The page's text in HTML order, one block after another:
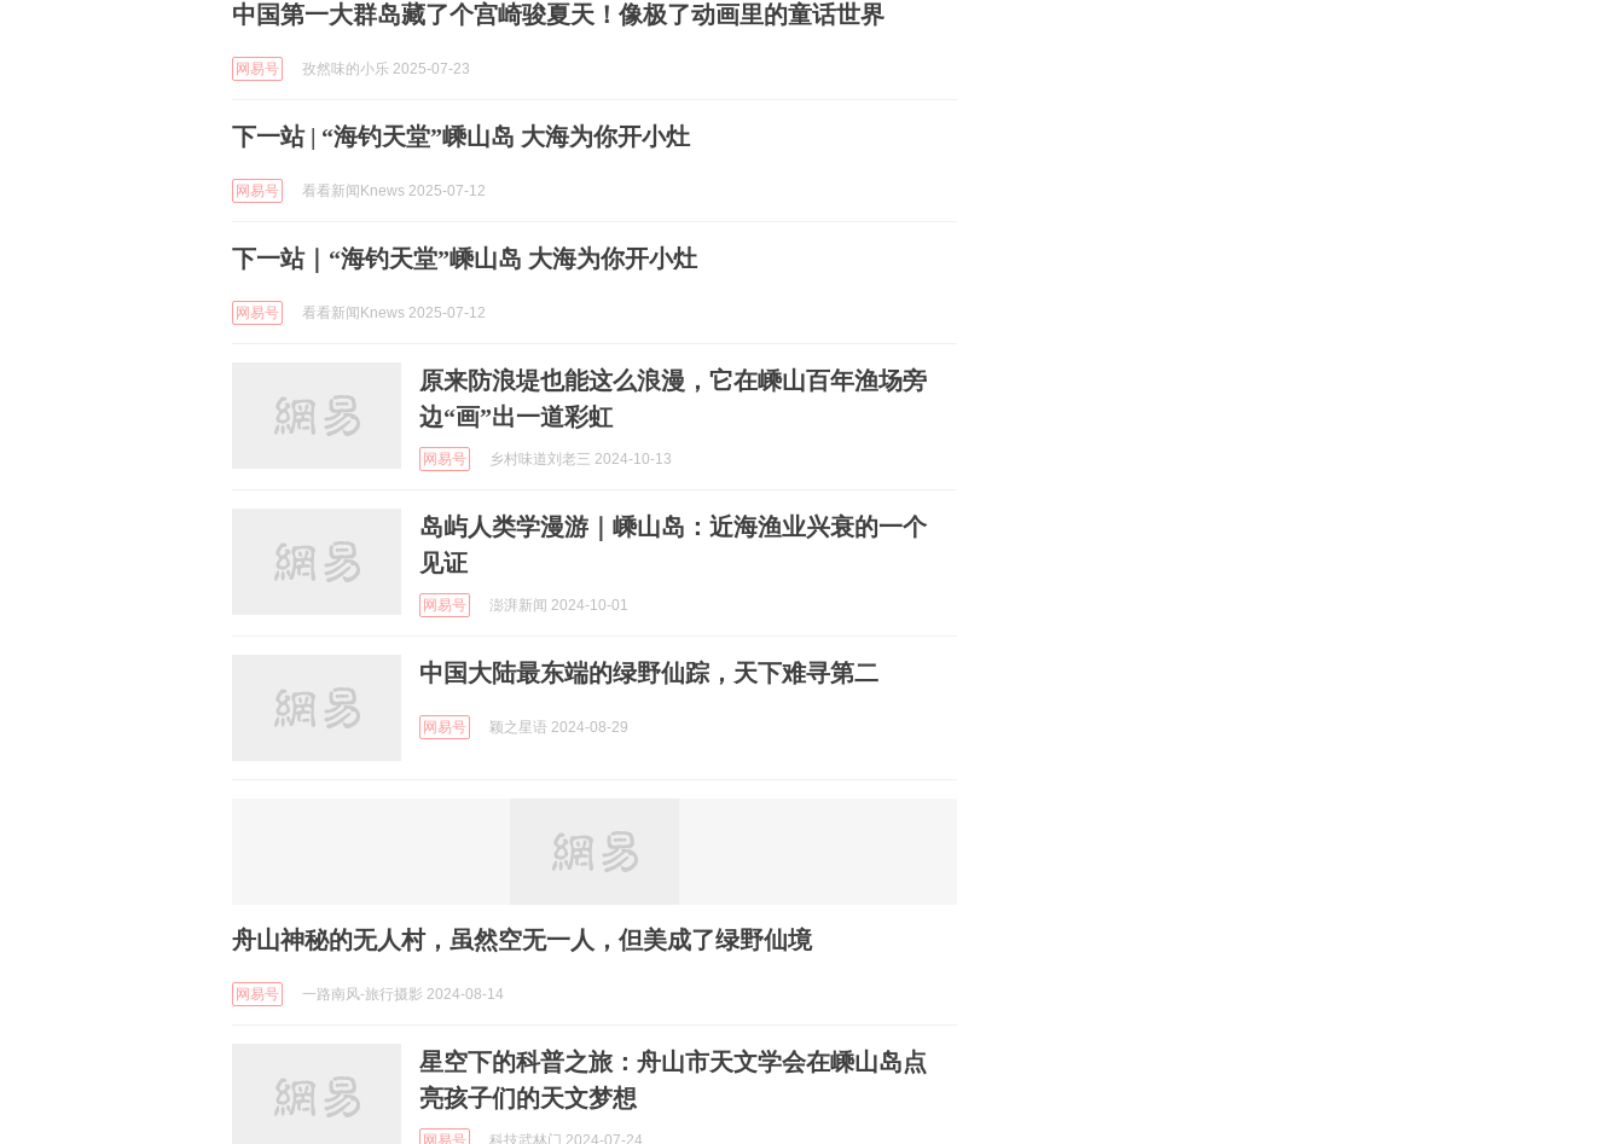
中国第一大群岛藏了个宫崎骏夏天！像极了动画里的童话世界
网易号 孜然味的小乐 2025-07-23
下一站 | “海钓天堂”嵊山岛 大海为你开小灶
网易号 看看新闻Knews 2025-07-12
下一站｜“海钓天堂”嵊山岛 大海为你开小灶
网易号 看看新闻Knews 2025-07-12
原来防浪堤也能这么浪漫，它在嵊山百年渔场旁
边“画”出一道彩虹
网易号 乡村味道刘老三 2024-10-13
岛屿人类学漫游｜嵊山岛：近海渔业兴衰的一个
见证
网易号 澎湃新闻 2024-10-01
中国大陆最东端的绿野仙踪，天下难寻第二
网易号 颖之星语 2024-08-29
舟山神秘的无人村，虽然空无一人，但美成了绿野仙境
网易号 一路南风-旅行摄影 2024-08-14
星空下的科普之旅：舟山市天文学会在嵊山岛点
亮孩子们的天文梦想
网易号 科技武林门 2024-07-24